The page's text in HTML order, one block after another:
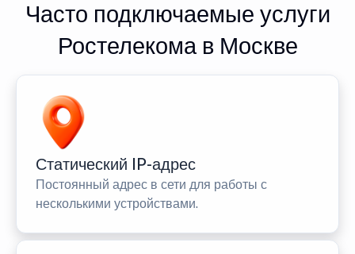
Часто подключаемые услуги
Ростелекома в Москве
Статический IP-адрес
Постоянный адрес в сети для работы с
несколькими устройствами.